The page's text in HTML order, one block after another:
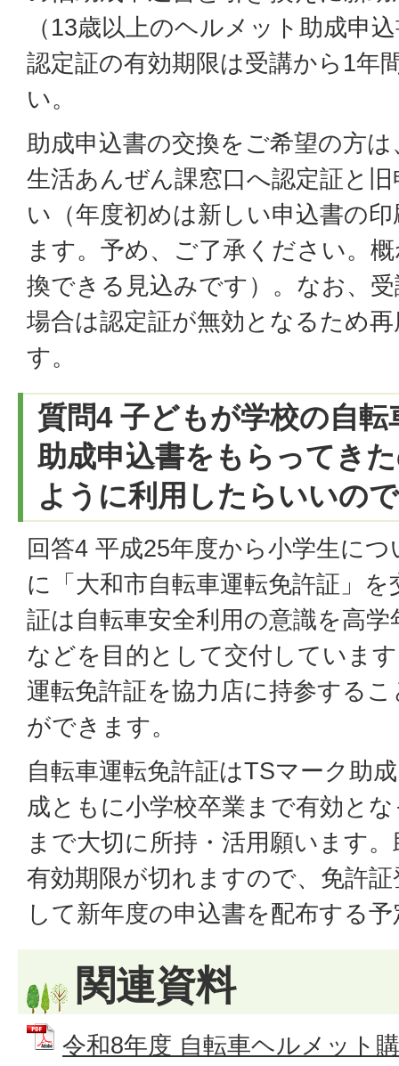
（13歳以上のヘルメット助成申
認定証の有効期限は受講から1年
い。
助成申込書の交換をご希望の方
生活あんぜん課窓口へ認定証と
い（年度初めは新しい申込書の
ます。予め、ご了承ください。
換できる見込みです）。なお、
場合は認定証が無効となるため
す。
質問4 子どもが学校の自
助成申込書をもらってき
ように利用したらいいの
回答4 平成25年度から小学生に
に「大和市自転車運転免許証」
証は自転車安全利用の意識を高
などを目的として交付していま
運転免許証を協力店に持参する
ができます。
自転車運転免許証はTSマーク助
成ともに小学校卒業まで有効と
まで大切に所持・活用願います
有効期限が切れますので、免許
して新年度の申込書を配布する
関連資料
令和8年度 自転車ヘルメット